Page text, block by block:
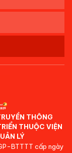
THÔNG
THUỘC VIỆN
LÝ
BTTTT cấp ngày